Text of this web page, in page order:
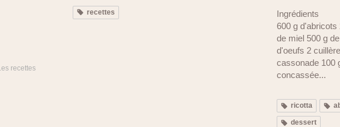
recettes
recettes
Ingrédients
600 g d'abricots
de miel 500 g
d'oeufs 2
cassonade 100
concassée...
ricotta
dessert